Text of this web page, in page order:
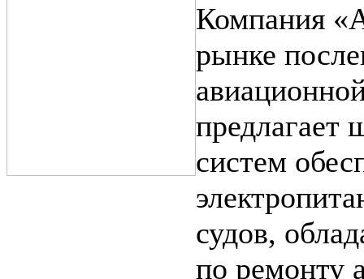
Компания
рынке
предлагает
систем
судов,
по ремонту